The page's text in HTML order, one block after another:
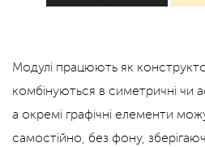
Модулі працюють як
комбінуються в симетричні чи
а окремі графічні елементи
самостійно, без фону,